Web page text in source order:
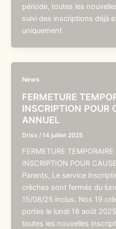
période, toutes les
suivi des inscriptions déjà
uniquement
News
FERMETURE
INSCRIPTION POUR
ANNUEL
Driss /14 juillet 2025
FERMETURE
INSCRIPTION POUR
Parents, Le service
crèches sont fermés du
15/08/25 inclus. Nos 19
portes le lundi 18 août
toutes les nouvelles